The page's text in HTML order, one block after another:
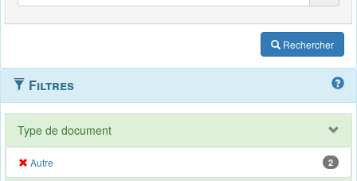
Rechercher
Filtres
Type de document
Autre 2